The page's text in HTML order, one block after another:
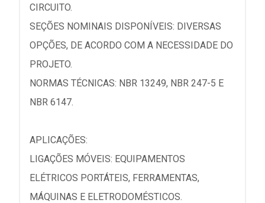
CIRCUITO.
SEÇÕES NOMINAIS DISPONÍVEIS: DIVERSAS
OPÇÕES, DE ACORDO COM A NECESSIDADE DO
PROJETO.
NORMAS TÉCNICAS: NBR 13249, NBR 247-5 E
NBR 6147.
APLICAÇÕES:
LIGAÇÕES MÓVEIS: EQUIPAMENTOS
ELÉTRICOS PORTÁTEIS, FERRAMENTAS,
MÁQUINAS E ELETRODOMÉSTICOS.